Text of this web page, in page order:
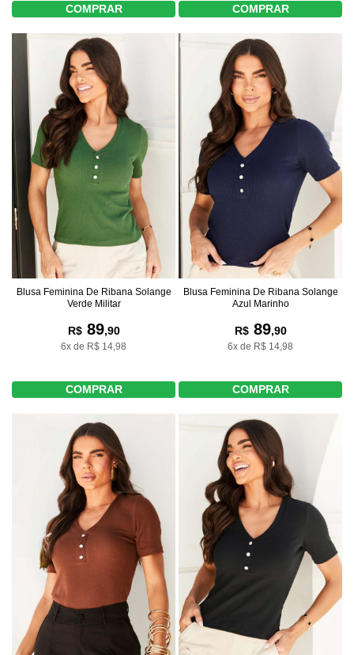
COMPRAR COMPRAR
Blusa Feminina De Ribana Solange
Verde Militar
R$89,90
6x de R$ 14,98
COMPRAR
Blusa Feminina De Ribana Solange
Azul Marinho
R$89,90
6x de R$ 14,98
COMPRAR